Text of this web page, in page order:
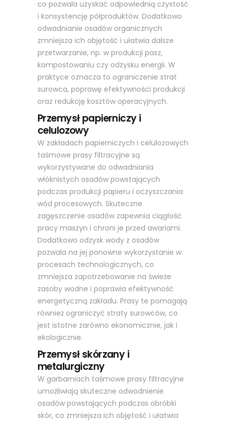
co pozwala uzyskać odpowiednią czystość
i konsystencję półproduktów. Dodatkowo
odwadnianie osadów organicznych
zmniejsza ich objętość i ułatwia dalsze
przetwarzanie, np. w produkcji pasz,
kompostowaniu czy odzysku energii. W
praktyce oznacza to ograniczenie strat
surowca, poprawę efektywności produkcji
oraz redukcję kosztów operacyjnych.
Przemysł papierniczy i
celulozowy
W zakładach papierniczych i celulozowych
taśmowe prasy filtracyjne są
wykorzystywane do odwadniania
włóknistych osadów powstających
podczas produkcji papieru i oczyszczania
wód procesowych. Skuteczne
zagęszczenie osadów zapewnia ciągłość
pracy maszyn i chroni je przed awariami.
Dodatkowo odzysk wody z osadów
pozwala na jej ponowne wykorzystanie w
procesach technologicznych, co
zmniejsza zapotrzebowanie na świeże
zasoby wodne i poprawia efektywność
energetyczną zakładu. Prasy te pomagają
również ograniczyć straty surowców, co
jest istotne zarówno ekonomicznie, jak i
ekologicznie.
Przemysł skórzany i
metalurgiczny
W garbarniach taśmowe prasy filtracyjne
umożliwiają skuteczne odwodnienie
osadów powstających podczas obróbki
skór, co zmniejsza ich objętość i ułatwia